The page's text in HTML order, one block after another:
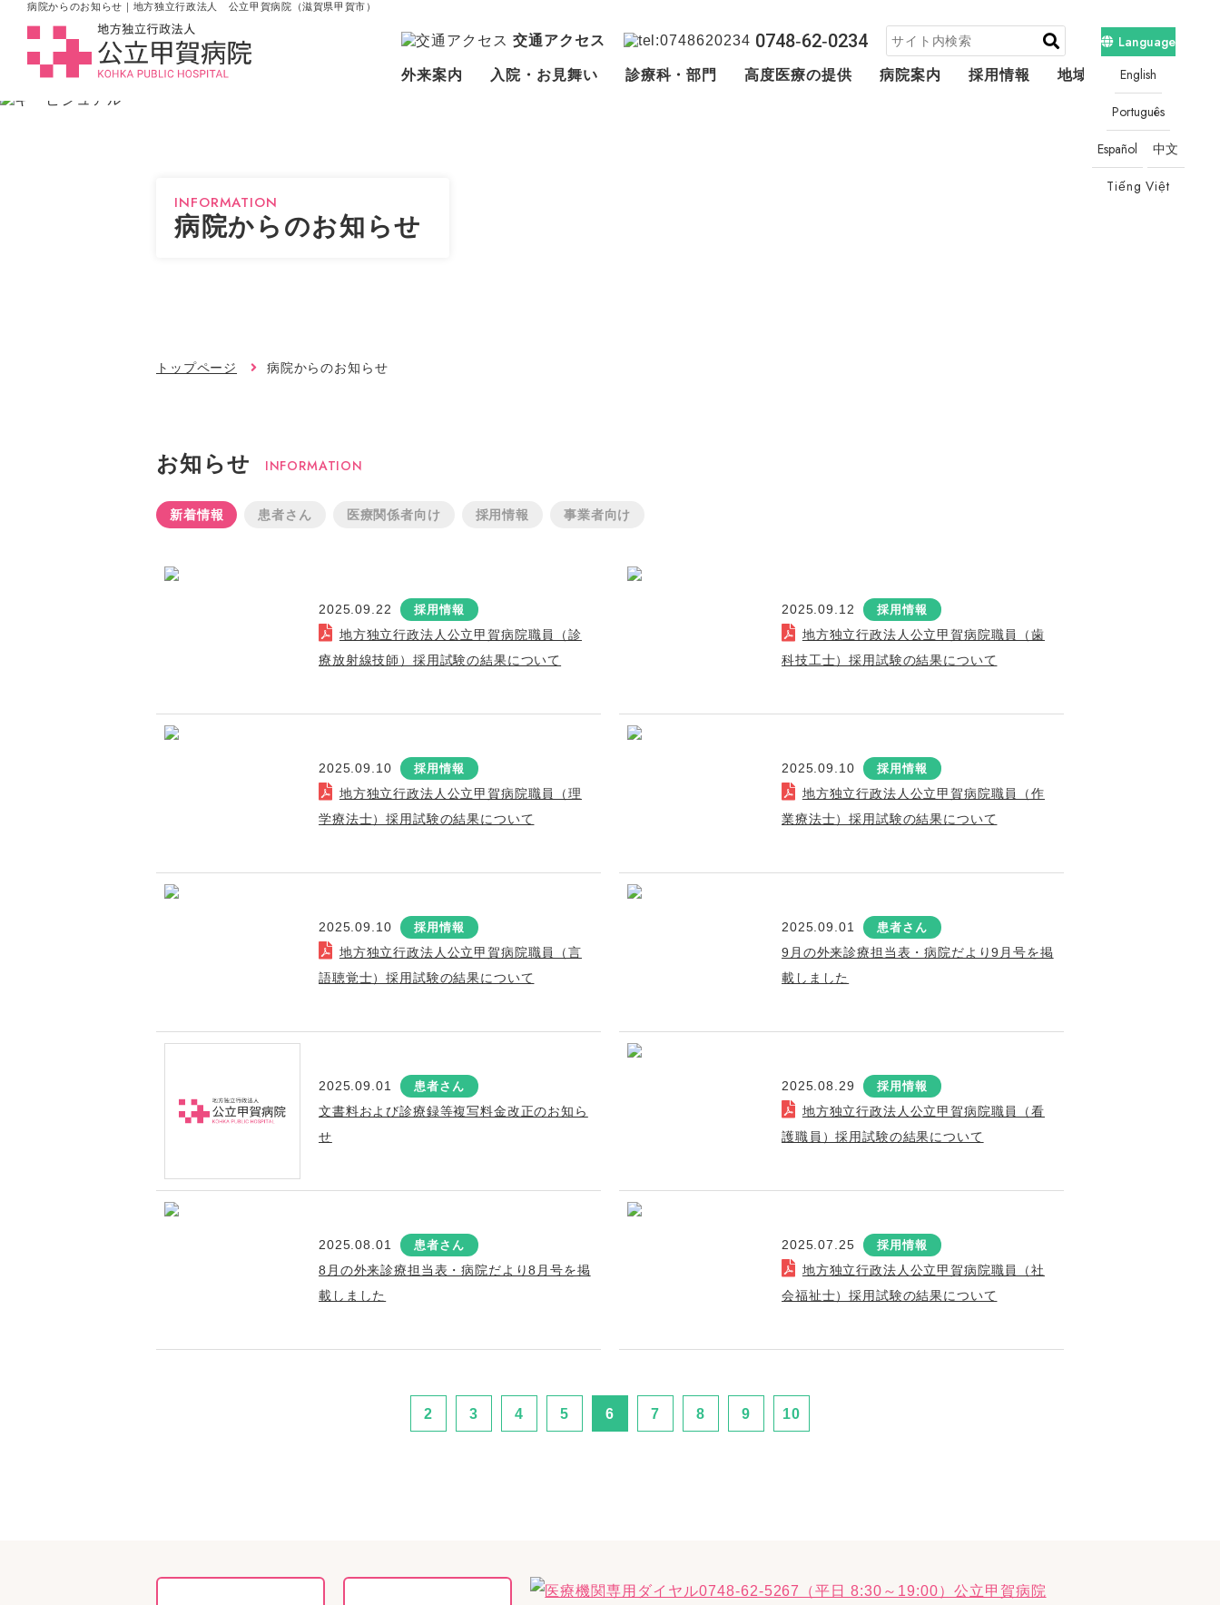
病院からのお知らせ｜地方独立行政法人 公立甲賀病院（滋賀県甲賀市）
交通アクセス 0748‐62‐0234
Language
English
Português
Español 中文
Tiếng Việt
外来案内 入院・お見舞い 診療科・部門 高度医療の提供 病院案内 採用情報 地域連携・相談
INFORMATION
病院からのお知らせ
トップページ 病院からのお知らせ
お知らせ INFORMATION
新着情報 患者さん 医療関係者向け 採用情報 事業者向け
2025.09.22 採用情報
地方独立行政法人公立甲賀病院職員（診
療放射線技師）採用試験の結果について
2025.09.12 採用情報
地方独立行政法人公立甲賀病院職員（歯
科技工士）採用試験の結果について
2025.09.10 採用情報
地方独立行政法人公立甲賀病院職員（理
学療法士）採用試験の結果について
2025.09.10 採用情報
地方独立行政法人公立甲賀病院職員（作
業療法士）採用試験の結果について
2025.09.10 採用情報
地方独立行政法人公立甲賀病院職員（言
語聴覚士）採用試験の結果について
2025.09.01 患者さん
9月の外来診療担当表・病院だより9月号を掲
載しました
2025.09.01 患者さん
文書料および診療録等複写料金改正のお知ら
せ
2025.08.29 採用情報
地方独立行政法人公立甲賀病院職員（看
護職員）採用試験の結果について
2025.08.01 患者さん
8月の外来診療担当表・病院だより8月号を掲
載しました
2025.07.25 採用情報
地方独立行政法人公立甲賀病院職員（社
会福祉士）採用試験の結果について
2 3 4 5 6 7 8 9 10